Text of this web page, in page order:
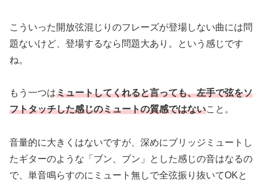
こういった開放弦混じりのフレーズが登場しない曲には問
題ないけど、登場するなら問題大あり。という感じです
ね。
もう一つはミュートしてくれると言っても、左手で弦をソ
フトタッチした感じのミュートの質感ではないこと。
音量的に大きくはないですが、深めにブリッジミュートし
たギターのような「ブン、ブン」とした感じの音はなるの
で、単音鳴らすのにミュート無しで全弦振り抜いてOKと